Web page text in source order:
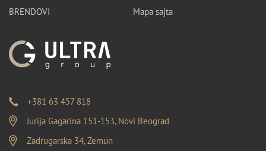
BRENDOVI
Mapa sajta
+381 63 457 818
Jurija Gagarina 151-153, Novi Beograd
Zadrugarska 34, Zemun